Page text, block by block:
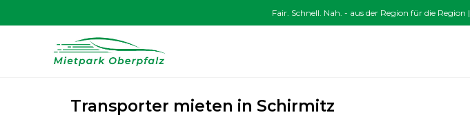
Fair. Schnell. Nah. - aus der Region für die Region |
Transporter mieten in Schirmitz